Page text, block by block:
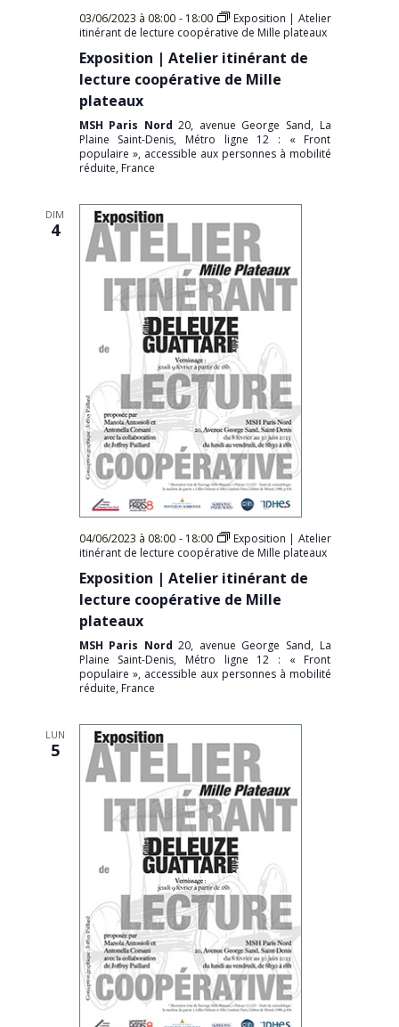
03/06/2023 à 08:00 - 18:00
Exposition | Atelier
itinérant de lecture coopérative de Mille plateaux
Exposition | Atelier itinérant de
lecture coopérative de Mille
plateaux
MSH Paris Nord20, avenue George Sand, La
Plaine Saint-Denis, Métro ligne 12 : « Front
populaire », accessible aux personnes à mobilité
réduite, France
DIM
4
04/06/2023 à 08:00 - 18:00
Exposition | Atelier
itinérant de lecture coopérative de Mille plateaux
Exposition | Atelier itinérant de
lecture coopérative de Mille
plateaux
MSH Paris Nord20, avenue George Sand, La
Plaine Saint-Denis, Métro ligne 12 : « Front
populaire », accessible aux personnes à mobilité
réduite, France
LUN
5